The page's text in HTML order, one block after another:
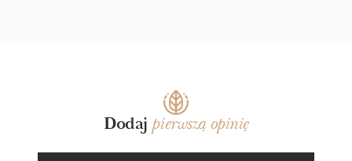
Dodaj pierwszą opinię